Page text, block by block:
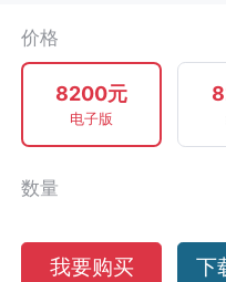
价格
8200元
电子版
数量
我要购买 下